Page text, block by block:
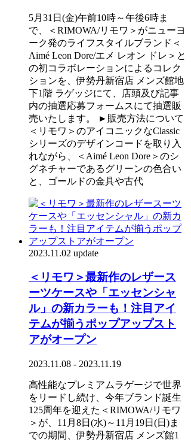
5月31日(金)午前10時～午後6時ま
で、＜RIMOWA/リモワ＞がニューヨ
ーク発のライフスタイルブランド＜
Aimé Leon Dore/エメ レオン ドレ＞と
の初コラボレーションによるコレク
ションを、伊勢丹新宿店 メンズ館地
下1階 ラゲッジにて、店頭及び記事
内の抽選応募フォームスにて抽選販
売いたします。 ►販売方法について
＜リモワ＞のアイコニックなClassic
シリーズのデザインコードを取り入
れながら、＜Aimé Leon Dore＞のシ
グネチャーであるグリーンの色合い
と、ゴールドの金具や古代
2023.11.02 update
＜リモワ＞最新作のレザース
ーツケースや「エッセンシャ
ル」の新カラーも！注目アイ
テムが揃うポップアップスト
アがオープン
2023.11.08 - 2023.11.19
高性能なプレミアムラゲージで世界
をリードし続け、今年ブランド誕生
125周年を迎えた＜RIMOWA/リモワ
＞が、11月8日(水)～11月19日(日)ま
での期間、伊勢丹新宿店 メンズ館1